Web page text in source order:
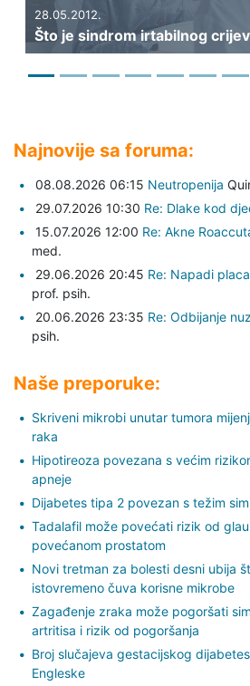
28.05.2012.
Što je sindrom irtabilnog
Najnovije sa foruma:
08.08.2026 06:15 Neutropenija
29.07.2026 10:30 Re: Dlake kod
15.07.2026 12:00 Re: Akne
med.
29.06.2026 20:45 Re: Napadi
prof. psih.
20.06.2026 23:35 Re: Odbijanje
psih.
Naše preporuke:
Skriveni mikrobi unutar tumora
raka
Hipotireoza povezana s većim
apneje
Dijabetes tipa 2 povezan s težim
Tadalafil može povećati rizik od
povećanom prostatom
Novi tretman za bolesti desni ubija
istovremeno čuva korisne mikrobe
Zagađenje zraka može pogoršati
artritisa i rizik od pogoršanja
Broj slučajeva gestacijskog
Engleske